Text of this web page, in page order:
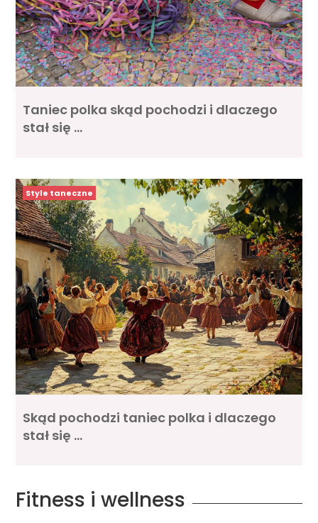
Taniec polka skąd pochodzi i dlaczego
stał się …
Style taneczne
Skąd pochodzi taniec polka i dlaczego
stał się …
Fitness i wellness